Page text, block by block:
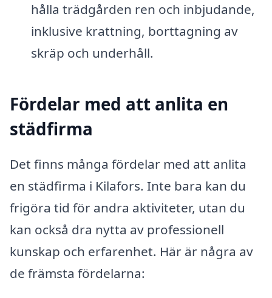
hålla trädgården ren och inbjudande,
inklusive krattning, borttagning av
skräp och underhåll.
Fördelar med att anlita en
städfirma
Det finns många fördelar med att anlita
en städfirma i Kilafors. Inte bara kan du
frigöra tid för andra aktiviteter, utan du
kan också dra nytta av professionell
kunskap och erfarenhet. Här är några av
de främsta fördelarna: